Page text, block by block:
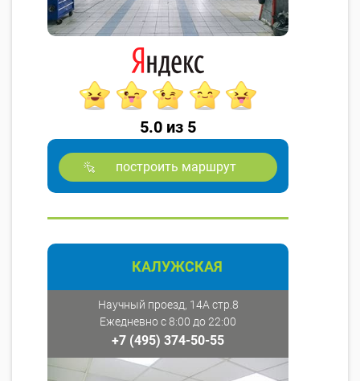
5.0 из 5
построить маршрут
КАЛУЖСКАЯ
Научный проезд, 14А стр.8
Ежедневно с 8:00 до 22:00
+7 (495) 374-50-55